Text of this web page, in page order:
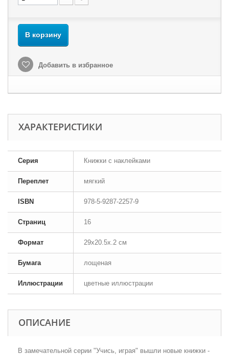
В корзину
Добавить в избранное
ХАРАКТЕРИСТИКИ
Серия Книжки с наклейками
Переплет мягкий
ISBN 978-5-9287-2257-9
Страниц 16
Формат 29x20.5x.2 см
Бумага лощеная
Иллюстрации цветные иллюстрации
ОПИСАНИЕ
В замечательной серии "Учись, играя" вышли новые книжки -